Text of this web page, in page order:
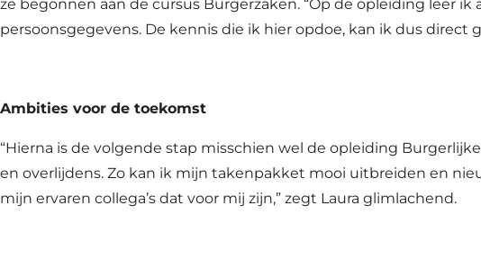
ze begonnen aan de cursus Burgerzaken. “Op de opleiding leer
persoonsgegevens. De kennis die ik hier opdoe, kan ik dus direct
Ambities voor de toekomst
“Hierna is de volgende stap misschien wel de opleiding
en overlijdens. Zo kan ik mijn takenpakket mooi uitbreiden en
mijn ervaren collega’s dat voor mij zijn,” zegt Laura glimlachend.